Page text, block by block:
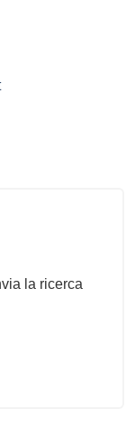
la ricerca